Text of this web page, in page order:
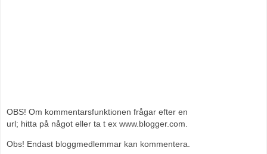
OBS! Om kommentarsfunktionen frågar efter en
url; hitta på något eller ta t ex www.blogger.com.
Obs! Endast bloggmedlemmar kan kommentera.